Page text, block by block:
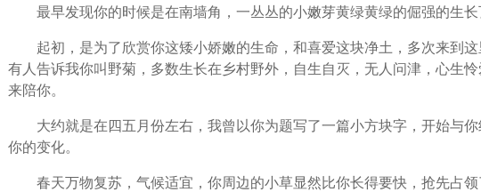
最早发现你的时候是在南墙角，一丛丛的小嫩芽黄绿黄绿的倔强的生
起初，是为了欣赏你这矮小娇嫩的生命，和喜爱这块净土，多次来到
有人告诉我你叫野菊，多数生长在乡村野外，自生自灭，无人问津，心生
来陪你。
大约就是在四五月份左右，我曾以你为题写了一篇小方块字，开始与
你的变化。
春天万物复苏，气候适宜，你周边的小草显然比你长得要快，抢先占